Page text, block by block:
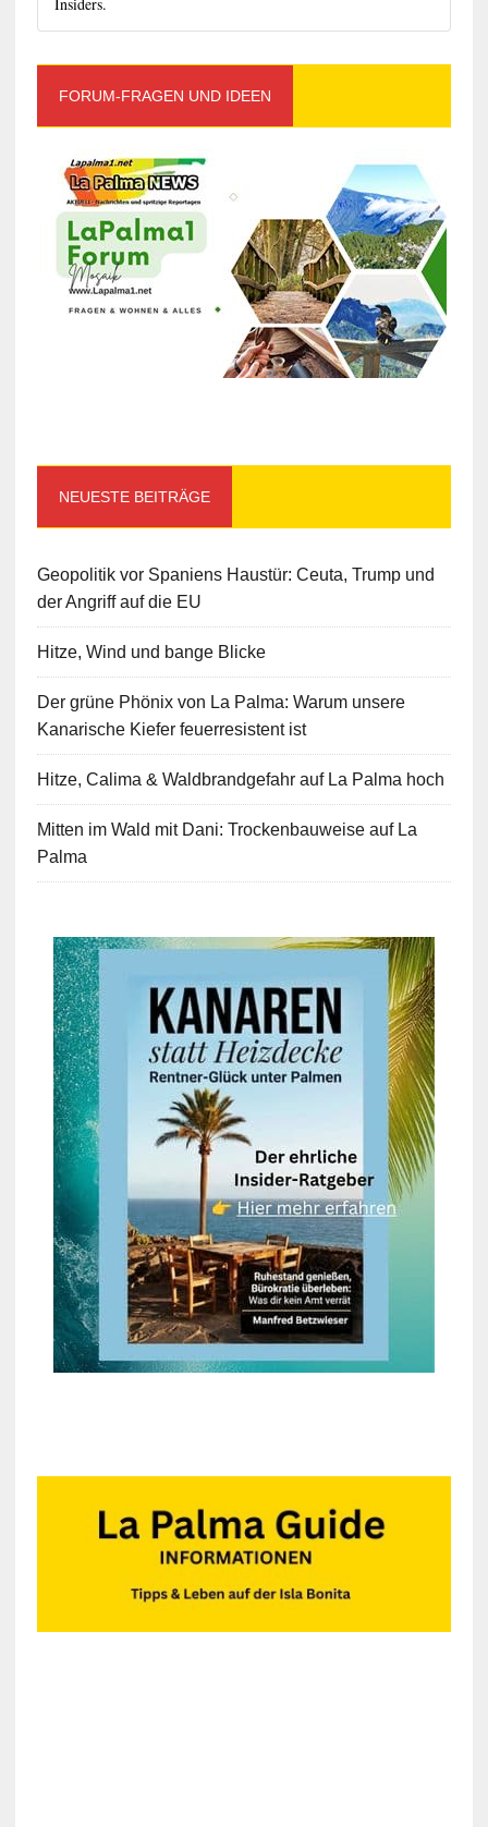
FORUM-FRAGEN UND IDEEN
NEUESTE BEITRÄGE
Geopolitik vor Spaniens Haustür: Ceuta, Trump und
der Angriff auf die EU
Hitze, Wind und bange Blicke
Der grüne Phönix von La Palma: Warum unsere
Kanarische Kiefer feuerresistent ist
Hitze, Calima & Waldbrandgefahr auf La Palma hoch
Mitten im Wald mit Dani: Trockenbauweise auf La
Palma